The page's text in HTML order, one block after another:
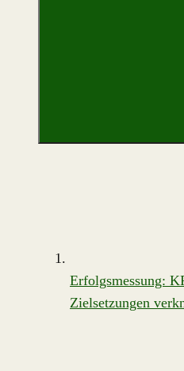
Erfolgsmessung:
Zielsetzungen